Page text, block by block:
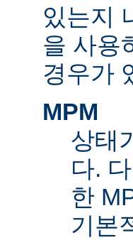
있는지
을 사용
경우가
MPM
상태
다.
한
기본